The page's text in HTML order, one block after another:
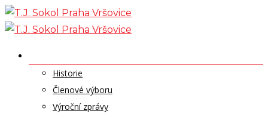
Skip
to
Historie
Členové výboru
Výroční zprávy